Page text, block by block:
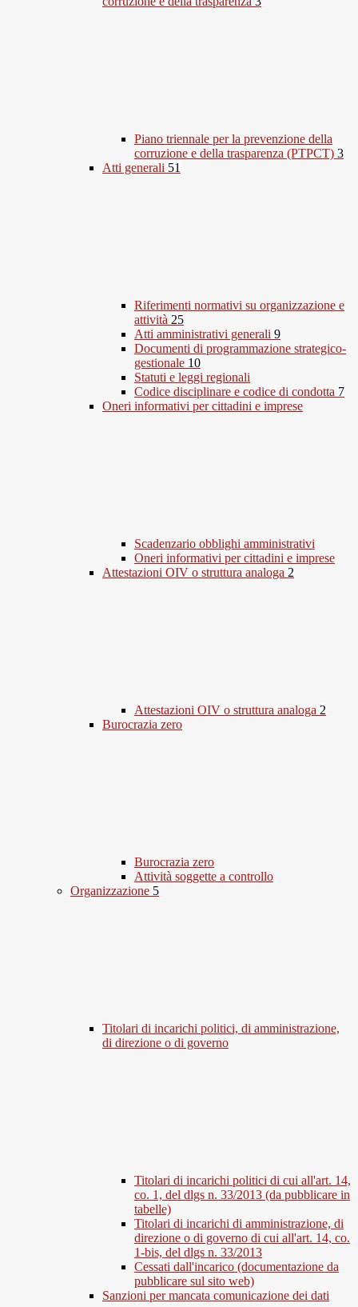
Piano triennale per la prevenzione della
corruzione e della trasparenza (PTPCT) 3
Atti generali 51
Riferimenti normativi su organizzazione e
attività 25
Atti amministrativi generali 9
Documenti di programmazione strategico-
gestionale 10
Statuti e leggi regionali
Codice disciplinare e codice di condotta 7
Oneri informativi per cittadini e imprese
Scadenzario obblighi amministrativi
Oneri informativi per cittadini e imprese
Attestazioni OIV o struttura analoga 2
Attestazioni OIV o struttura analoga 2
Burocrazia zero
Burocrazia zero
Attività soggette a controllo
Organizzazione 5
Titolari di incarichi politici, di amministrazione,
di direzione o di governo
Titolari di incarichi politici di cui all'art. 14,
co. 1, del dlgs n. 33/2013 (da pubblicare in
tabelle)
Titolari di incarichi di amministrazione, di
direzione o di governo di cui all'art. 14, co.
1-bis, del dlgs n. 33/2013
Cessati dall'incarico (documentazione da
pubblicare sul sito web)
Sanzioni per mancata comunicazione dei dati